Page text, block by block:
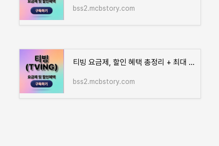
bss2.mcbstory.com
티빙 요금제, 할인 혜택 총정리 + 최대 20,000원 절약 방법
bss2.mcbstory.com